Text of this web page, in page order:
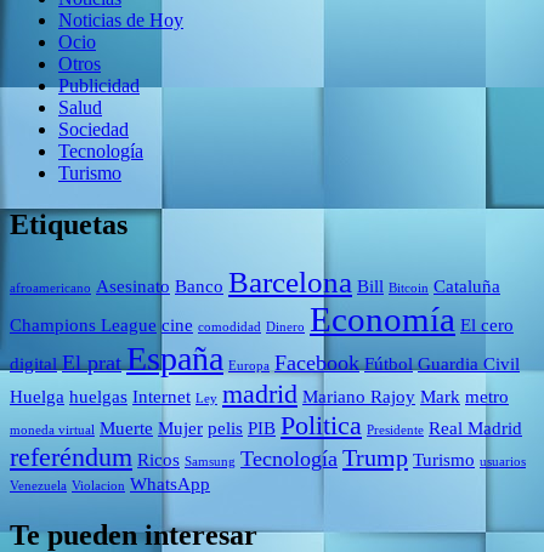
Noticias de Hoy
Ocio
Otros
Publicidad
Salud
Sociedad
Tecnología
Turismo
Etiquetas
afroamericano Asesinato Banco Barcelona Bill Bitcoin Cataluña
Champions League cine comodidad Dinero Economía El cero
digital El prat España Europa Facebook Fútbol Guardia Civil
Huelga huelgas Internet Ley madrid Mariano Rajoy Mark metro
moneda virtual Muerte Mujer pelis PIB Politica Presidente Real Madrid
referéndum Ricos Samsung Tecnología Trump Turismo usuarios
Venezuela Violacion WhatsApp
Te pueden interesar